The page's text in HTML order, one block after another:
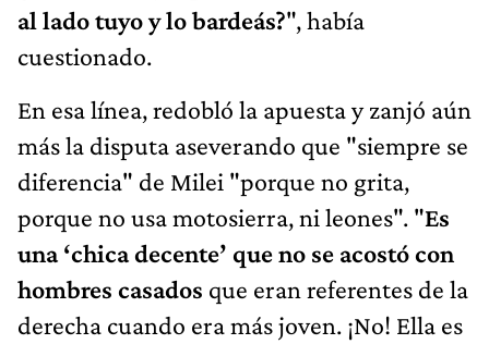
al lado tuyo y lo bardeás?", había
cuestionado.
En esa línea, redobló la apuesta y zanjó aún
más la disputa aseverando que "siempre se
diferencia" de Milei "porque no grita,
porque no usa motosierra, ni leones". "Es
una ‘chica decente’ que no se acostó con
hombres casados que eran referentes de la
derecha cuando era más joven. ¡No! Ella es